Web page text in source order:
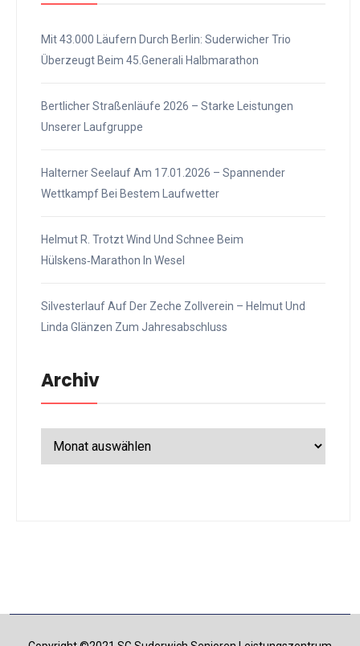
Mit 43.000 Läufern Durch Berlin: Suderwicher Trio
Überzeugt Beim 45.Generali Halbmarathon
Bertlicher Straßenläufe 2026 – Starke Leistungen
Unserer Laufgruppe
Halterner Seelauf Am 17.01.2026 – Spannender
Wettkampf Bei Bestem Laufwetter
Helmut R. Trotzt Wind Und Schnee Beim
Hülskens‑Marathon In Wesel
Silvesterlauf Auf Der Zeche Zollverein – Helmut Und
Linda Glänzen Zum Jahresabschluss
Archiv